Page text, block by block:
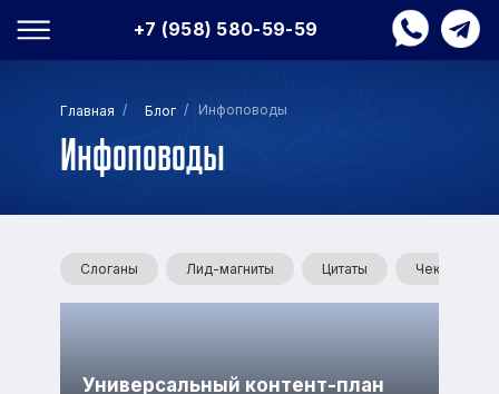
+7 (958) 580-59-59
Главная / Блог / Инфоповоды
Инфоповоды
Слоганы Лид-магниты Цитаты Чек-листы
Универсальный контент-план